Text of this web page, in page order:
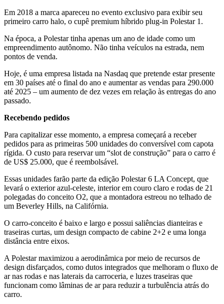
Em 2018 a marca apareceu no evento exclusivo para exibir seu
primeiro carro halo, o cupê premium híbrido plug-in Polestar 1.
Na época, a Polestar tinha apenas um ano de idade como um
empreendimento autônomo. Não tinha veículos na estrada, nem
pontos de venda.
Hoje, é uma empresa listada na Nasdaq que pretende estar presente
em 30 países até o final do ano e aumentar as vendas para 290.000
até 2025 – um aumento de dez vezes em relação às entregas do ano
passado.
Recebendo pedidos
Para capitalizar esse momento, a empresa começará a receber
pedidos para as primeiras 500 unidades do conversível com capota
rígida. O custo para reservar um “slot de construção” para o carro é
de US$ 25.000, que é reembolsável.
Essas unidades farão parte da edição Polestar 6 LA Concept, que
levará o exterior azul-celeste, interior em couro claro e rodas de 21
polegadas do conceito O2, que a montadora estreou no telhado de
um Beverley Hills, na Califórnia.
O carro-conceito é baixo e largo e possui saliências dianteiras e
traseiras curtas, um design compacto de cabine 2+2 e uma longa
distância entre eixos.
A Polestar maximizou a aerodinâmica por meio de recursos de
design disfarçados, como dutos integrados que melhoram o fluxo de
ar nas rodas e nas laterais da carroceria, e luzes traseiras que
funcionam como lâminas de ar para reduzir a turbulência atrás do
carro.